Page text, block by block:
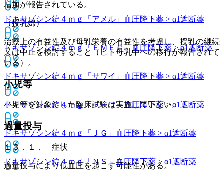
ドキサゾシン錠４ｍｇ「アメル」 血圧降下薬 > α1遮断薬
ドキサゾシン錠４ｍｇ「ＥＭＥＣ」血圧降下薬 > α1遮断薬
ドキサゾシン錠４ｍｇ「サワイ」 血圧降下薬 > α1遮断薬
ドキサゾシン錠４ｍｇ「トーワ」血圧降下薬 > α1遮断薬
ドキサゾシン錠４ｍｇ「ＪＧ」 血圧降下薬 > α1遮断薬
ドキサゾシン錠４ｍｇ「ＮＳ」血圧降下薬 > α1遮断薬
増加が報告されている。
（授乳婦）
治療上の有益性及び母乳栄養の有益性を考慮し、授乳の継続
又は中止を検討すること（ヒト母乳中への移行が報告されて
いる）。
小児等
小児等を対象とした臨床試験は実施していない。
過量投与
１３．１． 症状
過量投与により低血圧を起こす可能性がある。